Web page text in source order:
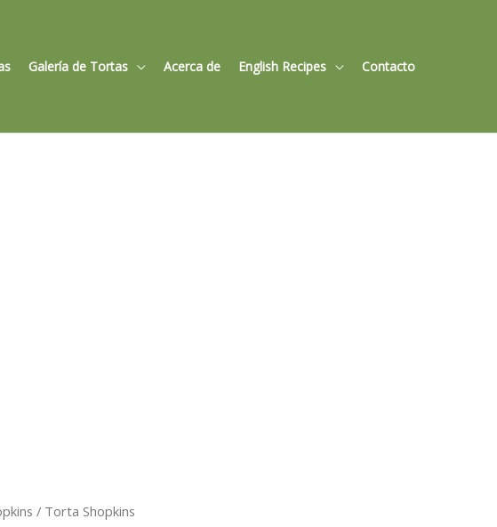
Galería de Tortas Acerca de English Recipes Contacto
/ Torta Shopkins